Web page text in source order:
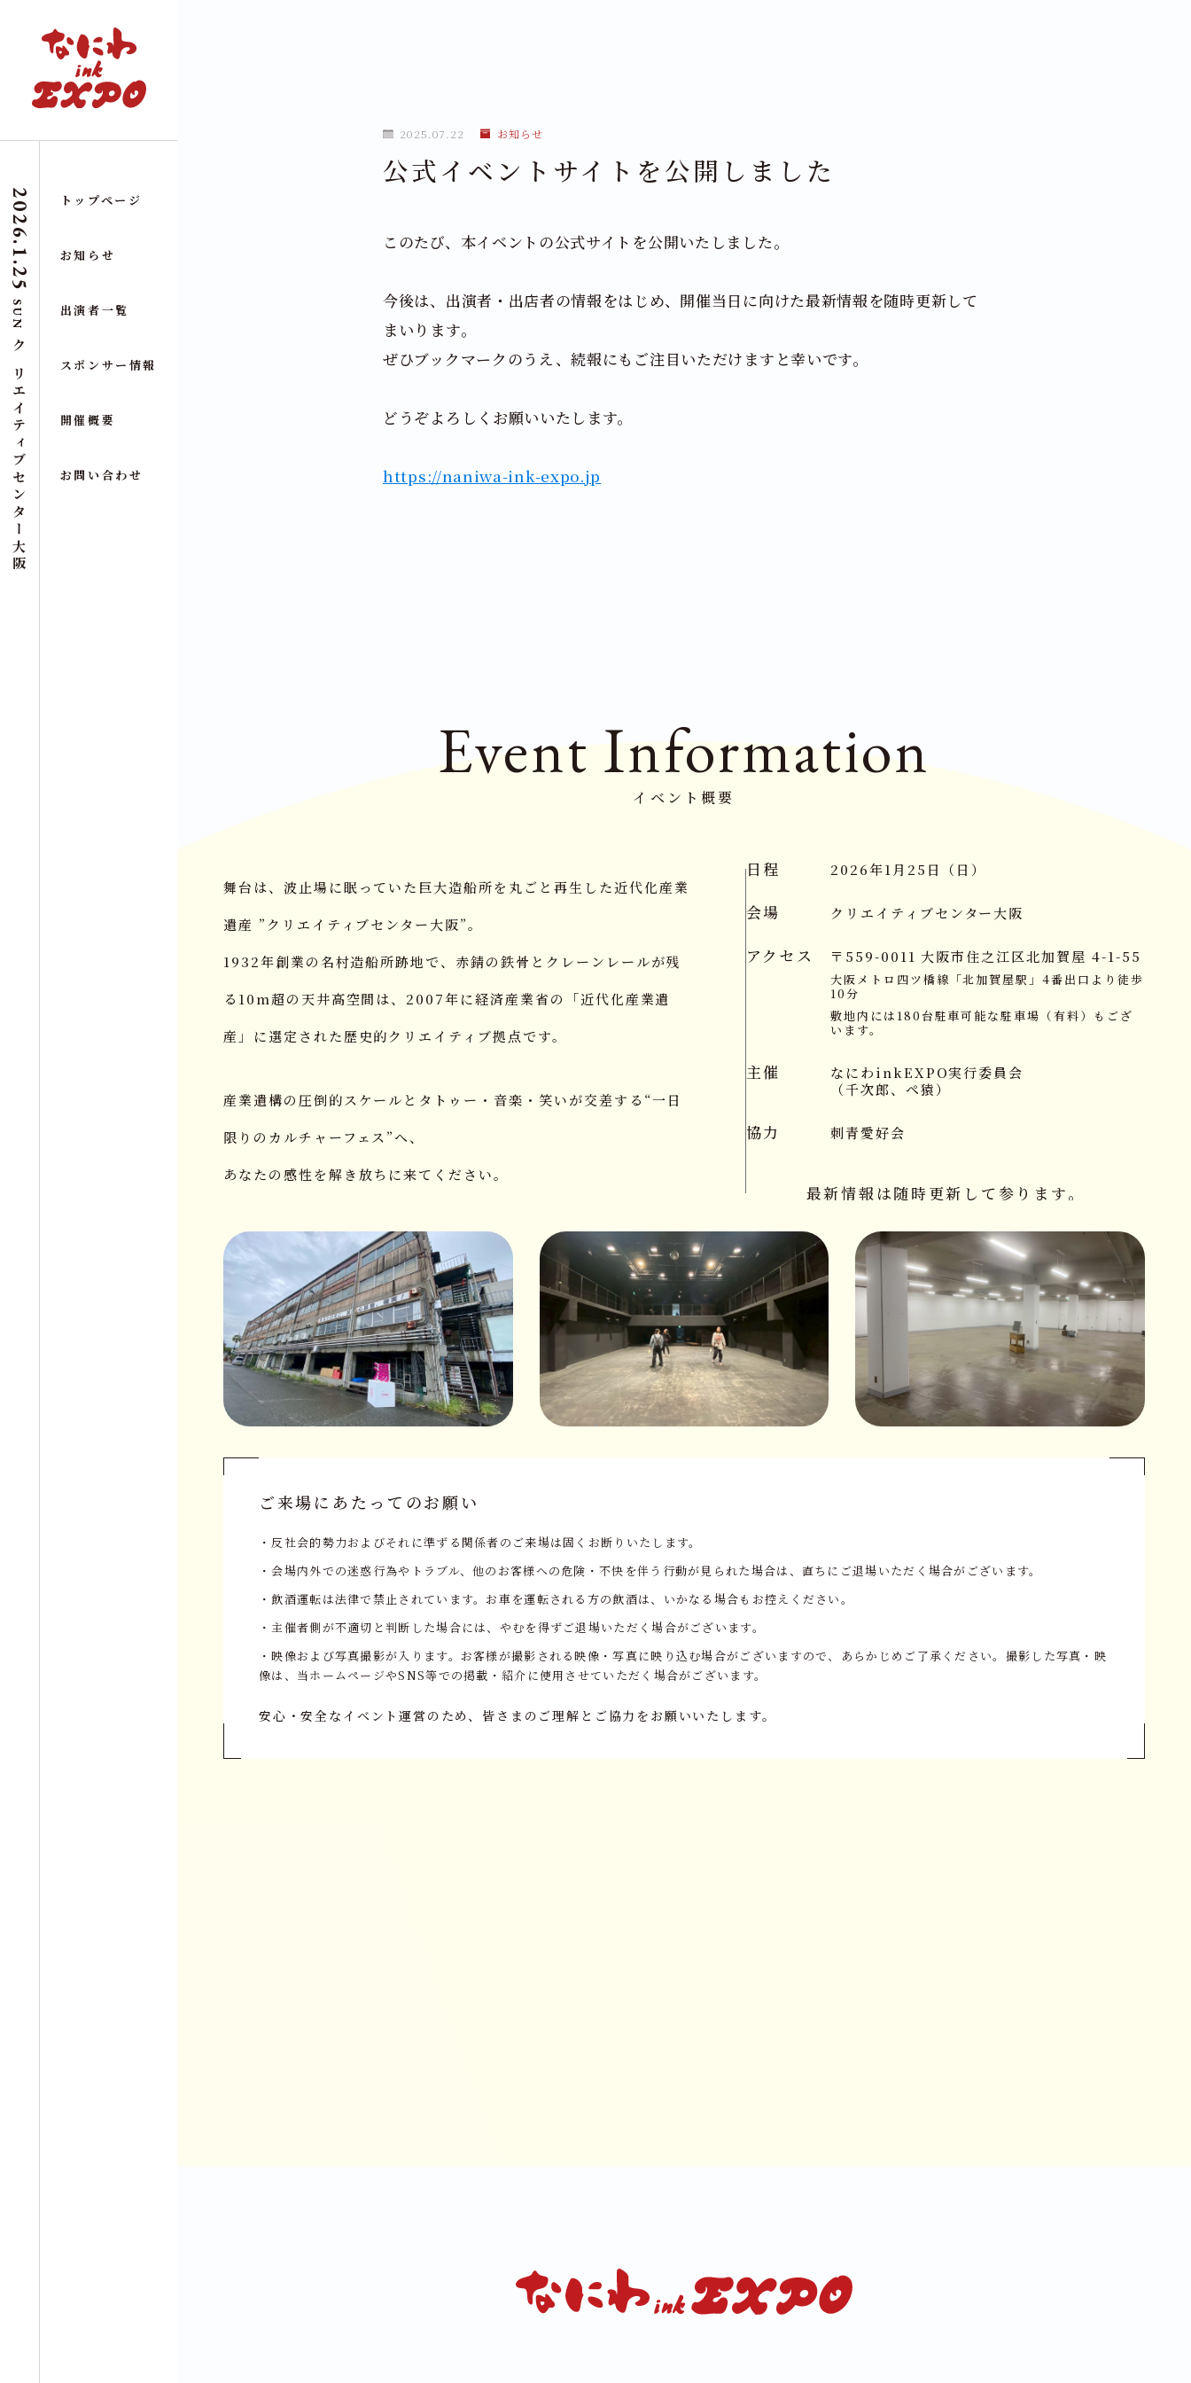
2026.1.25
SUN
クリエイティブセンター大阪
トップページ
お知らせ
出演者一覧
スポンサー情報
開催概要
お問い合わせ
2025.07.22 お知らせ
公式イベントサイトを公開しました
このたび、本イベントの公式サイトを公開いたしました。
今後は、出演者・出店者の情報をはじめ、開催当日に向けた最新情報を随時更新して
まいります。
ぜひブックマークのうえ、続報にもご注目いただけますと幸いです。
どうぞよろしくお願いいたします。
https://naniwa-ink-expo.jp
Event Information
イベント概要
舞台は、波止場に眠っていた巨大造船所を丸ごと再生した近代化産業
遺産 ”クリエイティブセンター大阪”。
1932年創業の名村造船所跡地で、赤錆の鉄骨とクレーンレールが残
る10m超の天井高空間は、2007年に経済産業省の「近代化産業遺
産」に選定された歴史的クリエイティブ拠点です。
産業遺構の圧倒的スケールとタトゥー・音楽・笑いが交差する“一日
限りのカルチャーフェス”へ、
あなたの感性を解き放ちに来てください。
日程 2026年1月25日（日）
会場 クリエイティブセンター大阪
アクセス 〒559-0011 大阪市住之江区北加賀屋 4-1-55
大阪メトロ四ツ橋線「北加賀屋駅」4番出口より徒歩
10分
敷地内には180台駐車可能な駐車場（有料）もござ
います。
主催
なにわinkEXPO実行委員会
（千次郎、ペ猿）
協力 刺青愛好会
最新情報は随時更新して参ります。
ご来場にあたってのお願い
・反社会的勢力およびそれに準ずる関係者のご来場は固くお断りいたします。
・会場内外での迷惑行為やトラブル、他のお客様への危険・不快を伴う行動が見られた場合は、直ちにご退場いただく場合がございます。
・飲酒運転は法律で禁止されています。お車を運転される方の飲酒は、いかなる場合もお控えください。
・主催者側が不適切と判断した場合には、やむを得ずご退場いただく場合がございます。
・映像および写真撮影が入ります。お客様が撮影される映像・写真に映り込む場合がございますので、あらかじめご了承ください。撮影した写真・映
像は、当ホームページやSNS等での掲載・紹介に使用させていただく場合がございます。
安心・安全なイベント運営のため、皆さまのご理解とご協力をお願いいたします。